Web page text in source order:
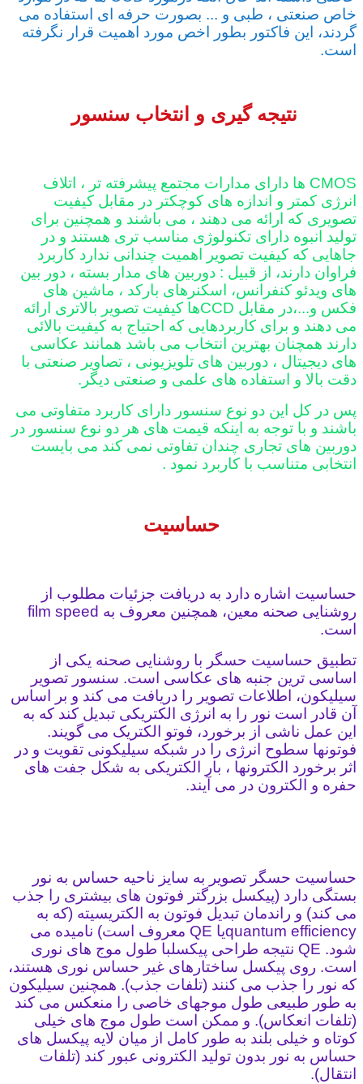
خاص صنعتی ، طبی و ... بصورت حرفه ای استفاده می
گردند، این فاکتور بطور اخص مورد اهمیت قرار نگرفته
است.
نتیجه گیری و انتخاب سنسور
CMOS ها دارای مدارات مجتمع پیشرفته تر ، اتلاف
انرژی کمتر و اندازه های کوچکتر در مقابل کیفیت
تصویری که ارائه می دهند ، می باشند و همچنین برای
تولید انبوه دارای تکنولوژی مناسب تری هستند و در
جاهایی که کیفیت تصویر اهمیت چندانی ندارد کاربرد
فراوان دارند، از قبیل : دوربین های مدار بسته ، دور بین
های ویدئو کنفرانس، اسکنرهای بارکد ، ماشین های
فکس و...،در مقابل CCDها کیفیت تصویر بالاتری ارائه
می دهند و برای کاربردهایی که احتیاج به کیفیت بالائی
دارند همچنان بهترین انتخاب می باشد همانند عکاسی
های دیجیتال ، دوربین های تلویزیونی ، تصاویر صنعتی با
دقت بالا و استفاده های علمی و صنعتی دیگر.
پس در کل این دو نوع سنسور دارای کاربرد متفاوتی می
باشند و با توجه به اینکه قیمت های هر دو نوع سنسور در
دوربین های تجاری چندان تفاوتی نمی کند می بایست
انتخابی متناسب با کاربرد نمود .
حساسیت
حساسیت اشاره دارد به دریافت جزئیات مطلوب از
روشنایی صحنه معین، همچنین معروف به film speed
است.
تطبیق حساسیت حسگر با روشنایی صحنه یکی از
اساسی ترین جنبه های عکاسی است. سنسور تصویر
سیلیکون، اطلاعات تصویر را دریافت می کند و بر اساس
آن قادر است نور را به انرژی الکتریکی تبدیل کند که به
این عمل ناشی از برخورد، فوتو الکتریک می گویند.
فوتونها سطوح انرژی را در شبکه سیلیکونی تقویت و در
اثر برخورد الکترونها ، بار الکتریکی به شکل جفت های
حفره و الکترون در می آیند.
حساسیت حسگر تصویر به سایز ناحیه حساس به نور
بستگی دارد (پیکسل بزرگتر فوتون های بیشتری را جذب
می کند) و راندمان تبدیل فوتون به الکتریسیته (که به
quantum efficiencyیا QE معروف است) نامیده می
شود. QE نتیجه طراحی پیکسلبا طول موج های نوری
است. روی پیکسل ساختارهای غیر حساس نوری هستند،
که نور را جذب می کنند (تلفات جذب). همچنین سیلیکون
به طور طبیعی طول موجهای خاصی را منعکس می کند
(تلفات انعکاس). و ممکن است طول موج های خیلی
کوتاه و خیلی بلند به طور کامل از میان لایه پیکسل های
حساس به نور بدون تولید الکترونی عبور کند (تلفات
انتقال).